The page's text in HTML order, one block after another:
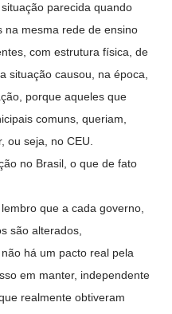
parecida quando
na mesma rede de ensino
com estrutura física, de
situação causou, na época,
porque aqueles que
comuns, queriam,
ou seja, no CEU.
no Brasil, o que de fato
que a cada governo,
são alterados,
há um pacto real pela
em manter, independente
realmente obtiveram